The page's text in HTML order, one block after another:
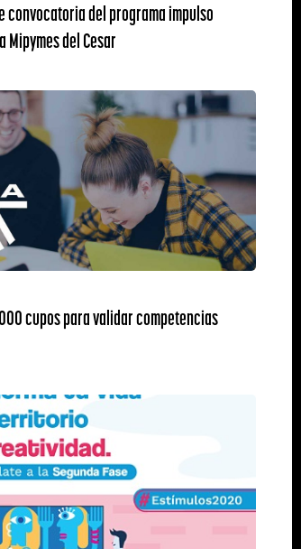
convocatoria del programa impulso
del Cesar
cupos para validar competencias